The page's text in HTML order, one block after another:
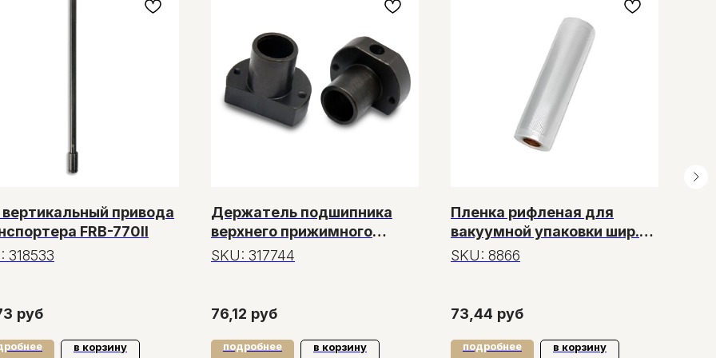
привода
FRB-770II
318533
руб
в корзину
Держатель подшипника
верхнего прижимного
колеса для FRM-1120LD
SKU: 317744
76,12 руб
подробнее в корзину
Пленка рифленая для
вакуумной упаковки шир.
230 мм, 15 м
SKU: 8866
73,44 руб
подробнее в корзину